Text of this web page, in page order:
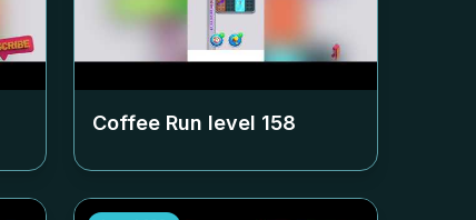
Coffee Run level 158